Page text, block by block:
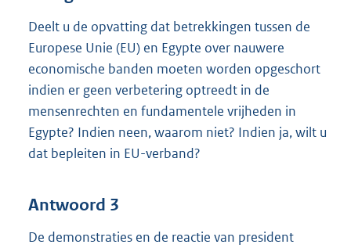
Deelt u de opvatting dat betrekkingen tussen de
Europese Unie (EU) en Egypte over nauwere
economische banden moeten worden opgeschort
indien er geen verbetering optreedt in de
mensenrechten en fundamentele vrijheden in
Egypte? Indien neen, waarom niet? Indien ja, wilt u
dat bepleiten in EU-verband?
Antwoord 3
De demonstraties en de reactie van president